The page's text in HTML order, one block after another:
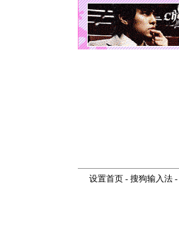
设置首页- 搜狗输入法-